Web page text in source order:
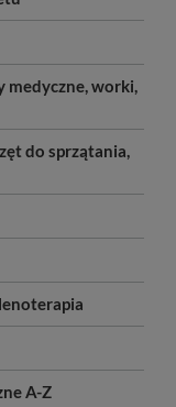
medyczne, worki,
do sprzątania,
A-Z